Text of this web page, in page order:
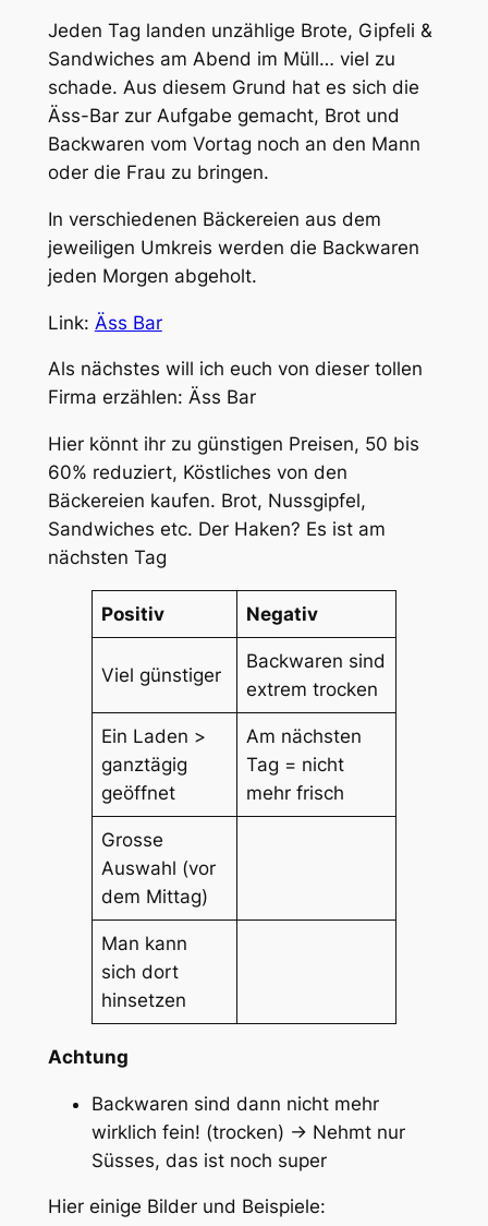
Jeden Tag landen unzählige Brote, Gipfeli &
Sandwiches am Abend im Müll… viel zu
schade. Aus diesem Grund hat es sich die
Äss-Bar zur Aufgabe gemacht, Brot und
Backwaren vom Vortag noch an den Mann
oder die Frau zu bringen.
In verschiedenen Bäckereien aus dem
jeweiligen Umkreis werden die Backwaren
jeden Morgen abgeholt.
Link: Äss Bar
Als nächstes will ich euch von dieser tollen
Firma erzählen: Äss Bar
Hier könnt ihr zu günstigen Preisen, 50 bis
60% reduziert, Köstliches von den
Bäckereien kaufen. Brot, Nussgipfel,
Sandwiches etc. Der Haken? Es ist am
nächsten Tag
Positiv Negativ
Viel günstiger
Backwaren sind
extrem trocken
Ein Laden >
ganztägig
geöffnet
Am nächsten
Tag = nicht
mehr frisch
Grosse
Auswahl (vor
dem Mittag)
Man kann
sich dort
hinsetzen
Achtung
Backwaren sind dann nicht mehr
wirklich fein! (trocken) -> Nehmt nur
Süsses, das ist noch super
Hier einige Bilder und Beispiele: